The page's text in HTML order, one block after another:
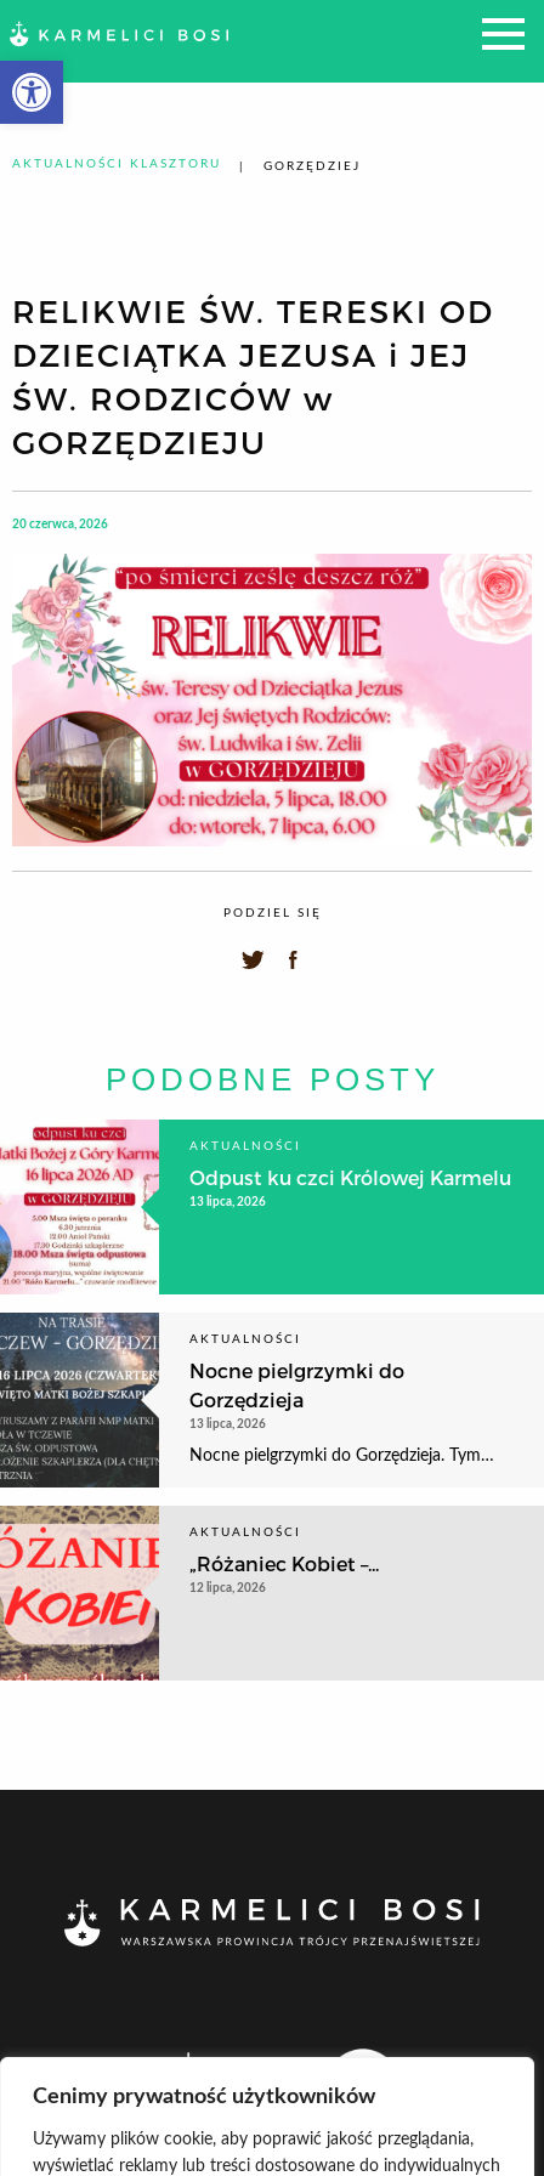
Otwórz pasek narzędzi
Cenimy prywatność użytkowników
Używamy plików cookie, aby poprawić jakość przeglądania,
wyświetlać reklamy lub treści dostosowane do indywidualnych
AKTUALNOŚCI KLASZTORU GORZĘDZIEJ
RELIKWIE ŚW. TERESKI OD
DZIECIĄTKA JEZUSA i JEJ
ŚW. RODZICÓW w
GORZĘDZIEJU
20 czerwca, 2026
PODZIEL SIĘ
PODOBNE POSTY
AKTUALNOŚCI
Odpust ku czci Królowej Karmelu
13 lipca, 2026
AKTUALNOŚCI
Nocne pielgrzymki do
Gorzędzieja
13 lipca, 2026
Nocne pielgrzymki do Gorzędzieja. Tym…
AKTUALNOŚCI
„Różaniec Kobiet –...
12 lipca, 2026